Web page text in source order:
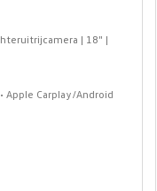
| 18" |
Apple Carplay/Android
• Keyless entry •